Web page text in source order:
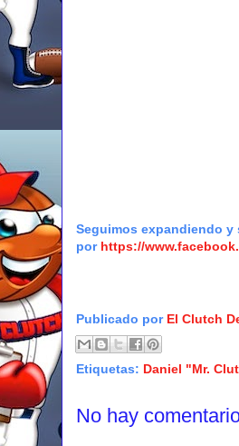
Seguimos expandiendo
por https://
att Daniel
Publicado por El Clutch
Etiquetas: Daniel "Mr.
No hay